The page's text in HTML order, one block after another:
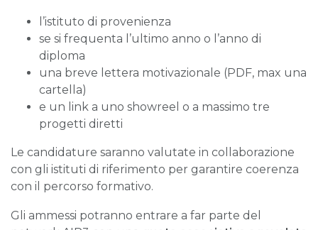
l’istituto di provenienza
se si frequenta l’ultimo anno o l’anno di
diploma
una breve lettera motivazionale (PDF, max una
cartella)
e un link a uno showreel o a massimo tre
progetti diretti
Le candidature saranno valutate in collaborazione
con gli istituti di riferimento per garantire coerenza
con il percorso formativo.
Gli ammessi potranno entrare a far parte del